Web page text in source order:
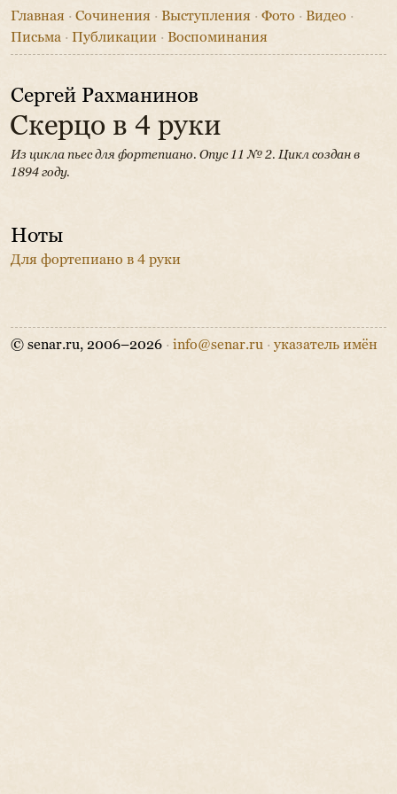
Главная · Сочинения · Выступления · Фото · Видео ·
Письма · Публикации · Воспоминания
Сергей Рахманинов
Скерцо в 4 руки
Из цикла пьес для фортепиано. Опус 11 № 2. Цикл создан в
1894 году.
Ноты
Для фортепиано в 4 руки
© senar.ru, 2006–2026 · info@senar.ru · указатель имён